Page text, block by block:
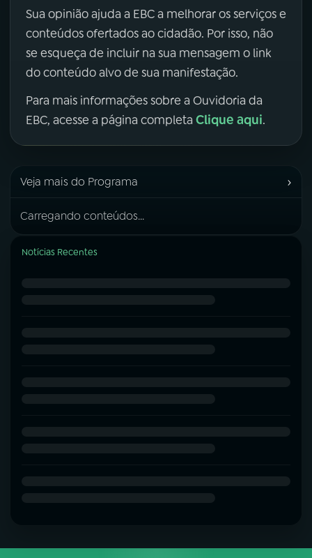
Sua opinião ajuda a EBC a melhorar os serviços e
conteúdos ofertados ao cidadão. Por isso, não
se esqueça de incluir na sua mensagem o link
do conteúdo alvo de sua manifestação.
Para mais informações sobre a Ouvidoria da
EBC, acesse a página completa Clique aqui.
Veja mais do Programa ›
Carregando conteúdos...
Notícias Recentes